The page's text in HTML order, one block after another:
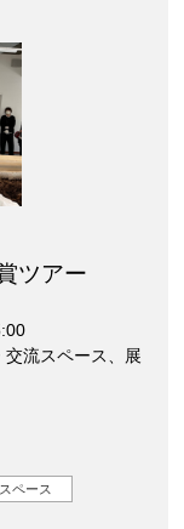
ツアー
流スペース、展
ペース